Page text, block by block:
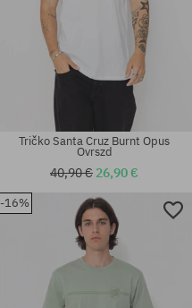
Dostupné veľkosti:
Tričko Santa Cruz Burnt Opus
Ovrszd
40,90 € 26,90 €
-16%